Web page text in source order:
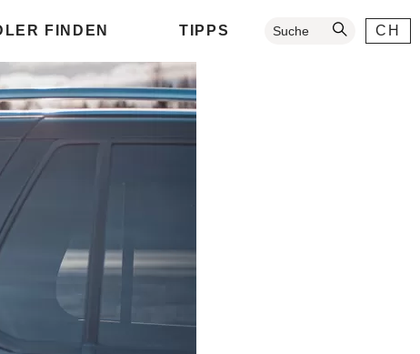
FINDEN TIPPS Suche CH